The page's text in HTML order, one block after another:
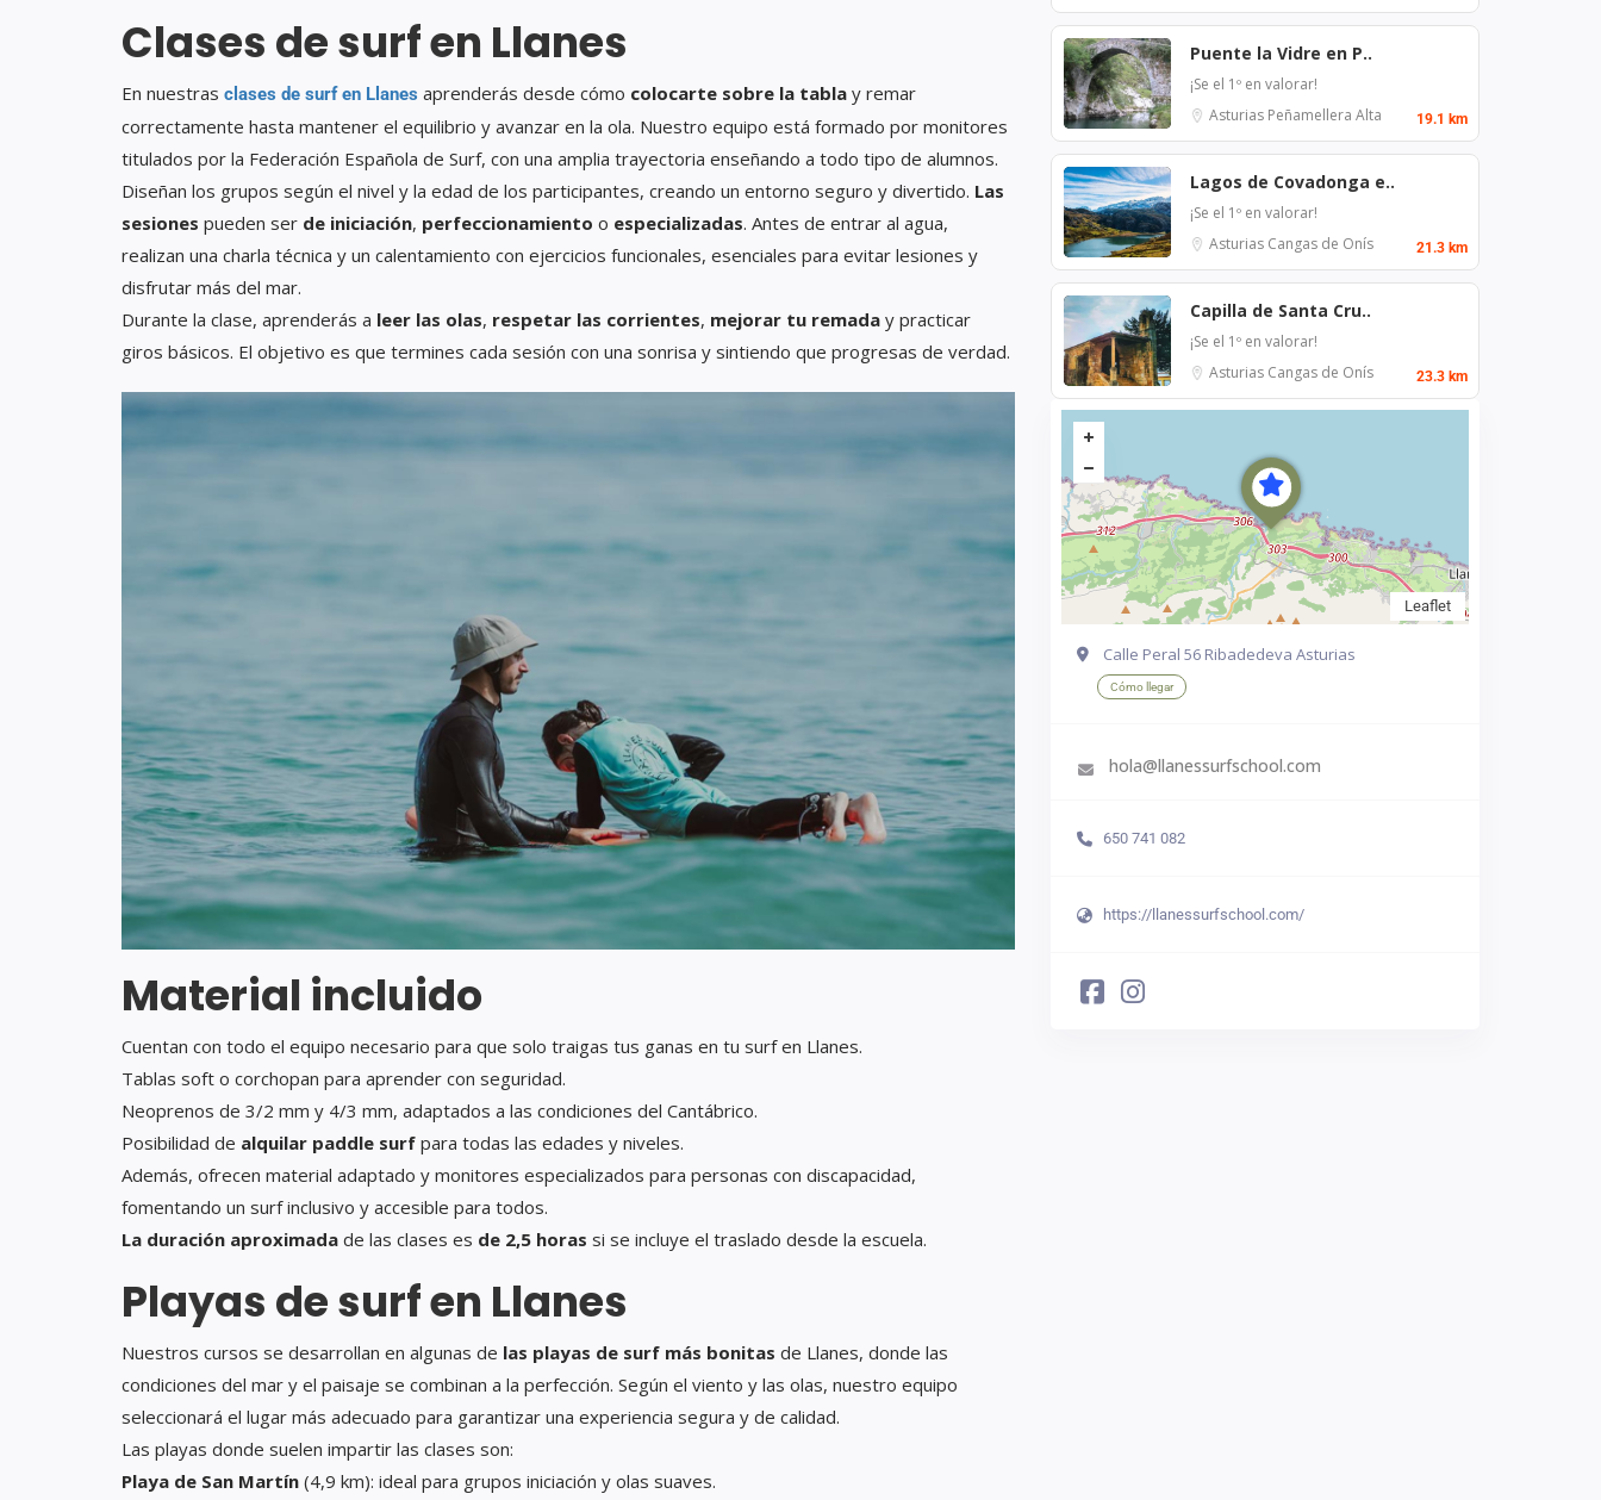
Clases de surf en Llanes
En nuestras clases de surf en Llanes aprenderás desde cómo colocarte sobre la tabla y remar
correctamente hasta mantener el equilibrio y avanzar en la ola. Nuestro equipo está formado por monitores
titulados por la Federación Española de Surf, con una amplia trayectoria enseñando a todo tipo de alumnos.
Diseñan los grupos según el nivel y la edad de los participantes, creando un entorno seguro y divertido. Las
sesiones pueden ser de iniciación, perfeccionamiento o especializadas. Antes de entrar al agua,
realizan una charla técnica y un calentamiento con ejercicios funcionales, esenciales para evitar lesiones y
disfrutar más del mar.
Durante la clase, aprenderás a leer las olas, respetar las corrientes, mejorar tu remada y practicar
giros básicos. El objetivo es que termines cada sesión con una sonrisa y sintiendo que progresas de verdad.
Material incluido
Cuentan con todo el equipo necesario para que solo traigas tus ganas en tu surf en Llanes.
Tablas soft o corchopan para aprender con seguridad.
Neoprenos de 3/2 mm y 4/3 mm, adaptados a las condiciones del Cantábrico.
Posibilidad de alquilar paddle surf para todas las edades y niveles.
Además, ofrecen material adaptado y monitores especializados para personas con discapacidad,
fomentando un surf inclusivo y accesible para todos.
La duración aproximada de las clases es de 2,5 horas si se incluye el traslado desde la escuela.
Playas de surf en Llanes
Nuestros cursos se desarrollan en algunas de las playas de surf más bonitas de Llanes, donde las
condiciones del mar y el paisaje se combinan a la perfección. Según el viento y las olas, nuestro equipo
seleccionará el lugar más adecuado para garantizar una experiencia segura y de calidad.
Las playas donde suelen impartir las clases son:
Playa de San Martín (4,9 km): ideal para grupos iniciación y olas suaves.
Puente la Vidre en P..
¡Se el 1º en valorar!
Asturias Peñamellera Alta 19.1 km
Lagos de Covadonga e..
¡Se el 1º en valorar!
Asturias Cangas de Onís 21.3 km
Capilla de Santa Cru..
¡Se el 1º en valorar!
Asturias Cangas de Onís 23.3 km
Leaflet
Calle Peral 56 Ribadedeva Asturias
Cómo llegar
hola@llanessurfschool.com
650 741 082
https://llanessurfschool.com/